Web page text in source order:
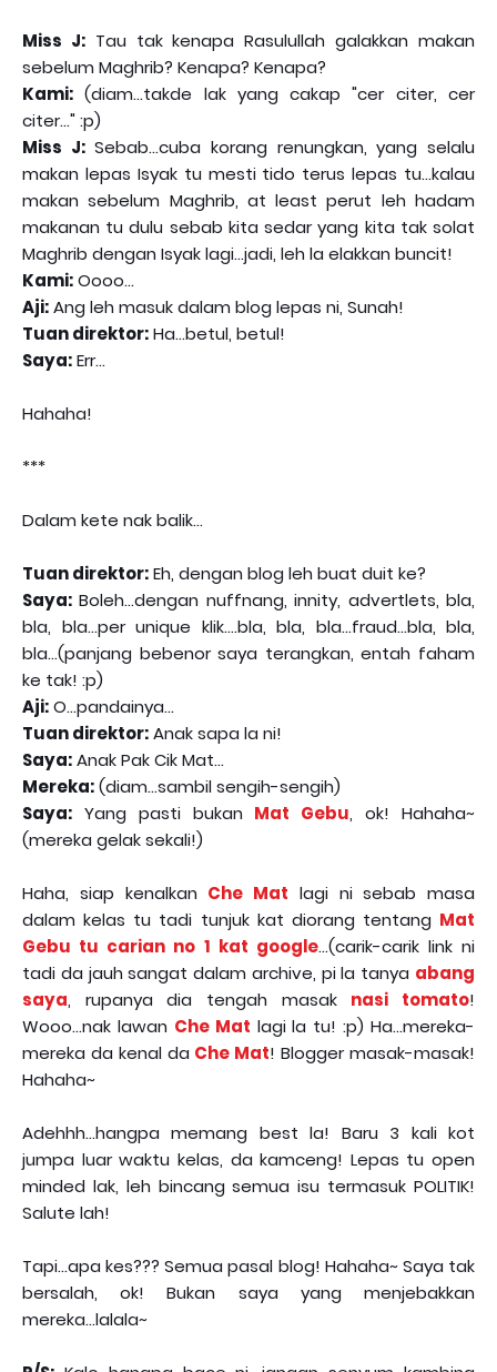
Miss J:Tau tak kenapa Rasulullah galakkan makan
sebelum Maghrib? Kenapa? Kenapa?
Kami: (diam...takde lak yang cakap "cer citer, cer
citer..." :p)
Miss J:Sebab...cuba korang renungkan, yang selalu
makan lepas Isyak tu mesti tido terus lepas tu...kalau
makan sebelum Maghrib, at least perut leh hadam
makanan tu dulu sebab kita sedar yang kita tak solat
Maghrib dengan Isyak lagi...jadi, leh la elakkan buncit!
Kami:Oooo...
Aji:Ang leh masuk dalam blog lepas ni, Sunah!
Tuan direktor:Ha...betul, betul!
Saya:Err...
Hahaha!
***
Dalam kete nak balik...
Tuan direktor:Eh, dengan blog leh buat duit ke?
Saya: Boleh...dengan nuffnang, innity, advertlets, bla,
bla, bla...per unique klik....bla, bla, bla...fraud...bla, bla,
bla...(panjang bebenor saya terangkan, entah faham
ke tak! :p)
Aji:O...pandainya...
Tuan direktor:Anak sapa la ni!
Saya:Anak Pak Cik Mat...
Mereka:(diam...sambil sengih-sengih)
Saya: Yang pasti bukan Mat Gebu, ok! Hahaha~
(mereka gelak sekali!)
Haha, siap kenalkan Che Mat lagi ni sebab masa
dalam kelas tu tadi tunjuk kat diorang tentang Mat
Gebu tu carian no 1 kat google...(carik-carik link ni
tadi da jauh sangat dalam archive, pi la tanya abang
saya, rupanya dia tengah masak nasi tomato!
Wooo...nak lawan Che Mat lagi la tu! :p) Ha...mereka-
mereka da kenal da Che Mat! Blogger masak-masak!
Hahaha~
Adehhh...hangpa memang best la! Baru 3 kali kot
jumpa luar waktu kelas, da kamceng! Lepas tu open
minded lak, leh bincang semua isu termasuk POLITIK!
Salute lah!
Tapi...apa kes??? Semua pasal blog! Hahaha~ Saya tak
bersalah, ok! Bukan saya yang menjebakkan
mereka...lalala~